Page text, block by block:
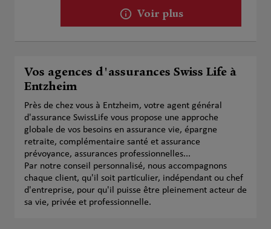
Voir plus
Vos agences d'assurances Swiss Life à
Entzheim
Près de chez vous à Entzheim, votre agent général
d'assurance SwissLife vous propose une approche
globale de vos besoins en assurance vie, épargne
retraite, complémentaire santé et assurance
prévoyance, assurances professionnelles...
Par notre conseil personnalisé, nous accompagnons
chaque client, qu'il soit particulier, indépendant ou chef
d'entreprise, pour qu'il puisse être pleinement acteur de
sa vie, privée et professionnelle.